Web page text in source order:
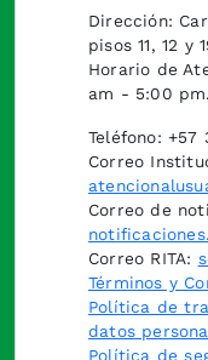
Dirección:
pisos 11, 12 y
Horario de
am - 5:00 pm.
Teléfono: +57
Correo
Correo de
Correo RITA:
Términos y
Política de
datos
Política de